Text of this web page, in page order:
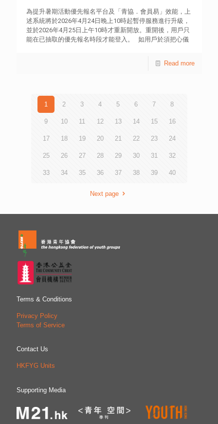
為提升暑期活動優先報名平台及「青協．會員易」效能，上
述系統將於2026年4月24日晚上10時起暫停服務進行升級，
並於2026年4月25日上午10時才重新開放。重開後，用戶只
能在已抽取的優先報名時段才能登入。 如用戶於須把心儀
Read more
1 2 3 4 5 6 7 8
9 10 11 12 13 14 15 16
17 18 19 20 21 22 23 24
25 26 27 28 29 30 31 32
33 34 35 36 37 38 39 40
Next page
Terms & Conditions
Privacy Policy
Terms of Service
Contact Us
HKFYG Units
Supporting Media